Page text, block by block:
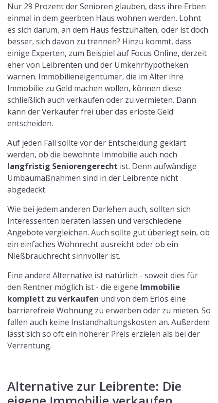
Nur 29 Prozent der Senioren glauben, dass ihre Erben
einmal in dem geerbten Haus wohnen werden. Lohnt
es sich darum, an dem Haus festzuhalten, oder ist doch
besser, sich davon zu trennen? Hinzu kommt, dass
einige Experten, zum Beispiel auf Focus Online, derzeit
eher von Leibrenten und der Umkehrhypotheken
warnen. Immobilieneigentümer, die im Alter ihre
Immobilie zu Geld machen wollen, können diese
schließlich auch verkaufen oder zu vermieten. Dann
kann der Verkäufer frei über das erlöste Geld
entscheiden.
Auf jeden Fall sollte vor der Entscheidung geklärt
werden, ob die bewohnte Immobilie auch noch
langfristig Seniorengerecht ist. Denn aufwändige
Umbaumaßnahmen sind in der Leibrente nicht
abgedeckt.
Wie bei jedem anderen Darlehen auch, sollten sich
Interessenten beraten lassen und verschiedene
Angebote vergleichen. Auch sollte gut überlegt sein, ob
ein einfaches Wohnrecht ausreicht oder ob ein
Nießbrauchrecht sinnvoller ist.
Eine andere Alternative ist natürlich - soweit dies für
den Rentner möglich ist - die eigene Immobilie
komplett zu verkaufen und von dem Erlös eine
barrierefreie Wohnung zu erwerben oder zu mieten. So
fallen auch keine Instandhaltungskosten an. Außerdem
lässt sich so oft ein höherer Preis erzielen als bei der
Verrentung.
Alternative zur Leibrente: Die